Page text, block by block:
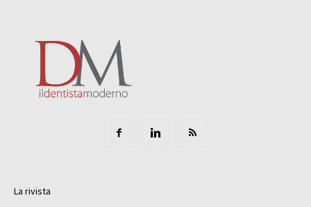
La rivista